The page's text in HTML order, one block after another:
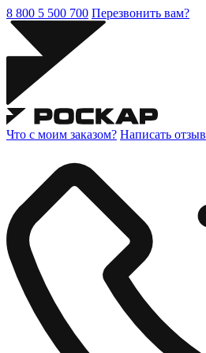
8 800 5 500 700 Перезвонить вам?
Что с моим заказом? Написать отзыв